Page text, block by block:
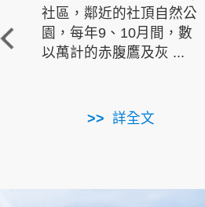
社區，鄰近的社頂自然公
園，每年9、10月間，數
以萬計的赤腹鷹及灰 ...
詳全文